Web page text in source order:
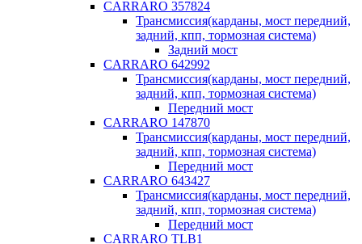
CARRARO 357824
Трансмиссия(карданы, мост передний,
задний, кпп, тормозная система)
Задний мост
CARRARO 642992
Трансмиссия(карданы, мост передний,
задний, кпп, тормозная система)
Передний мост
CARRARO 147870
Трансмиссия(карданы, мост передний,
задний, кпп, тормозная система)
Передний мост
CARRARO 643427
Трансмиссия(карданы, мост передний,
задний, кпп, тормозная система)
Передний мост
CARRARO TLB1